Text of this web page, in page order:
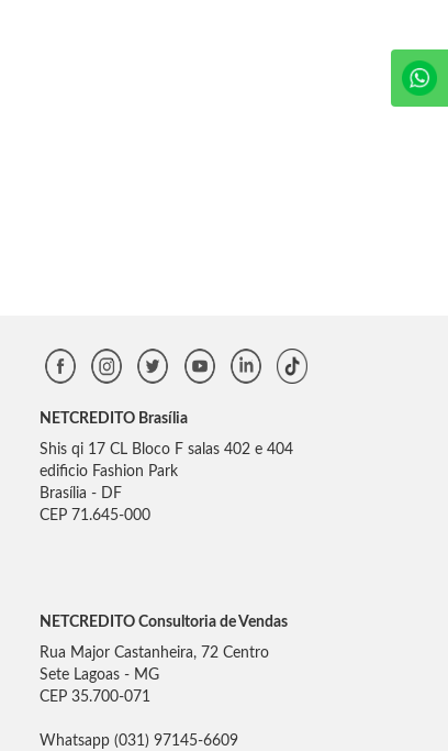
NETCREDITO Brasília
Shis qi 17 CL Bloco F salas 402 e 404
edificio Fashion Park
Brasília - DF
CEP 71.645-000
NETCREDITO Consultoria de Vendas
Rua Major Castanheira, 72 Centro
Sete Lagoas - MG
CEP 35.700-071
Whatsapp (031) 97145-6609